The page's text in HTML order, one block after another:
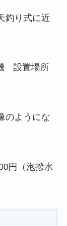
釣り式に近
のようにな
円（泡撥水